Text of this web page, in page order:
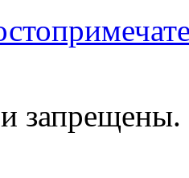
запрещены.